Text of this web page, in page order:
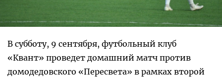
В субботу, 9 сентября, футбольный клуб
«Квант» проведет домашний матч против
домодедовского «Пересвета» в рамках второй